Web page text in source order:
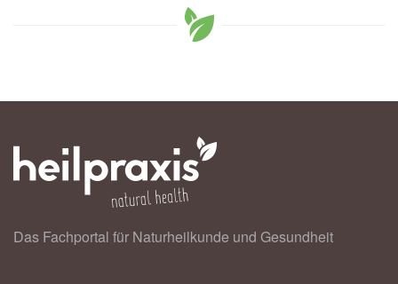
Das Fachportal für Naturheilkunde und Gesundheit